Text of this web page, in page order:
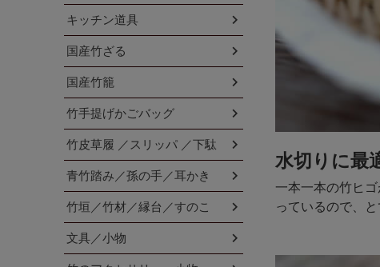
水切りに最
一本一本の竹ヒ
っているので、
キッチン道具
国産竹ざる
国産竹籠
竹手提げかごバッグ
竹皮草履 ／スリッパ ／下駄
青竹踏み／孫の手／耳かき
竹垣／竹材／縁台／すのこ
文具／小物